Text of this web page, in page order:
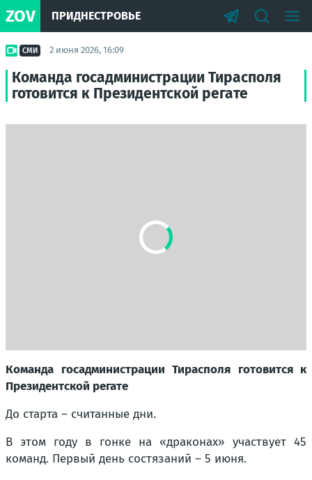
ZOV ПРИДНЕСТРОВЬЕ
СМИ 2 июня 2026, 16:09
Команда госадминистрации Тирасполя
готовится к Президентской регате
Команда госадминистрации Тирасполя готовится к
Президентской регате
До старта – считанные дни.
В этом году в гонке на «драконах» участвует 45
команд. Первый день состязаний – 5 июня.